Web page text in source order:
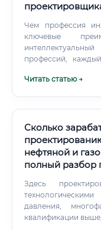
Чем профессия
ключевые
профессий,
оптимальных
которого он внес
Читать статью →
Сколько
нефтяной и
полный разбор
Здесь
давления,
квалификации